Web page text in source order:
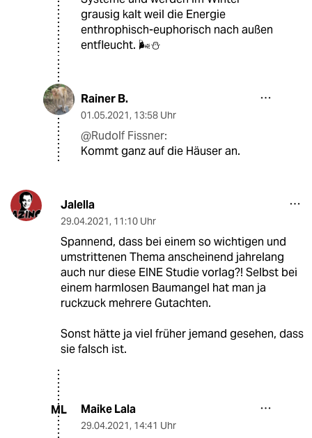
grausig kalt weil die Energie
enthrophisch-euphorisch nach außen
entfleucht. 🌬⛄️
Rainer B.
01.05.2021, 13:58 Uhr
@Rudolf Fissner:
Kommt ganz auf die Häuser an.
Jalella
29.04.2021, 11:10 Uhr
Spannend, dass bei einem so wichtigen und
umstrittenen Thema anscheinend jahrelang
auch nur diese EINE Studie vorlag?! Selbst bei
einem harmlosen Baumangel hat man ja
ruckzuck mehrere Gutachten.
Sonst hätte ja viel früher jemand gesehen, dass
sie falsch ist.
ML Maike Lala
29.04.2021, 14:41 Uhr